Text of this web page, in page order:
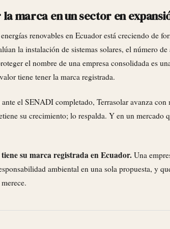
marca en un sector en
renovables en Ecuador está creciendo de
la instalación de sistemas solares, el número
el nombre de una empresa consolidada es
tiene tener la marca registrada.
el SENADI completado, Terrasolar avanza
su crecimiento; lo respalda. Y en un mercado
su marca registrada en Ecuador. Una
ambiental en una sola propuesta, y